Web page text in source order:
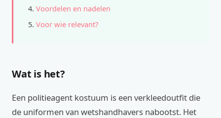
Voordelen en nadelen
Voor wie relevant?
Wat is het?
Een politieagent kostuum is een verkleedoutfit die
de uniformen van wetshandhavers nabootst. Het